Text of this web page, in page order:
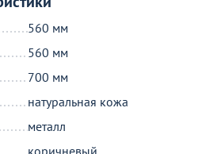
560 мм
560 мм
700 мм
натуральная кожа
металл
коричневый